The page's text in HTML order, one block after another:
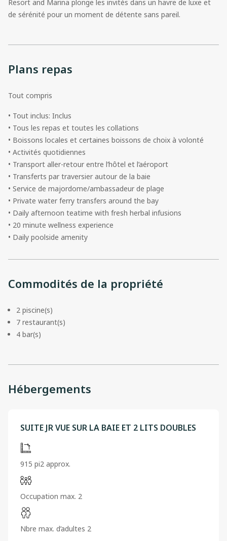
Resort and Marina plonge les invités dans un havre de luxe et
de sérénité pour un moment de détente sans pareil.
Plans repas
Tout compris
• Tout inclus: Inclus
• Tous les repas et toutes les collations
• Boissons locales et certaines boissons de choix à volonté
• Activités quotidiennes
• Transport aller-retour entre l’hôtel et l’aéroport
• Transferts par traversier autour de la baie
• Service de majordome/ambassadeur de plage
• Private water ferry transfers around the bay
• Daily afternoon teatime with fresh herbal infusions
• 20 minute wellness experience
• Daily poolside amenity
Commodités de la propriété
2 piscine(s)
7 restaurant(s)
4 bar(s)
Hébergements
SUITE JR VUE SUR LA BAIE ET 2 LITS DOUBLES
915 pi2 approx.
Occupation max. 2
Nbre max. d’adultes 2